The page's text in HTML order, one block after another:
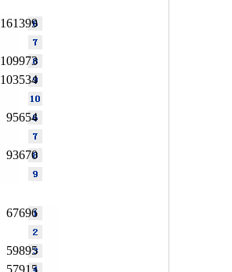
161399
109973
103534
95654
93670
67696
59895